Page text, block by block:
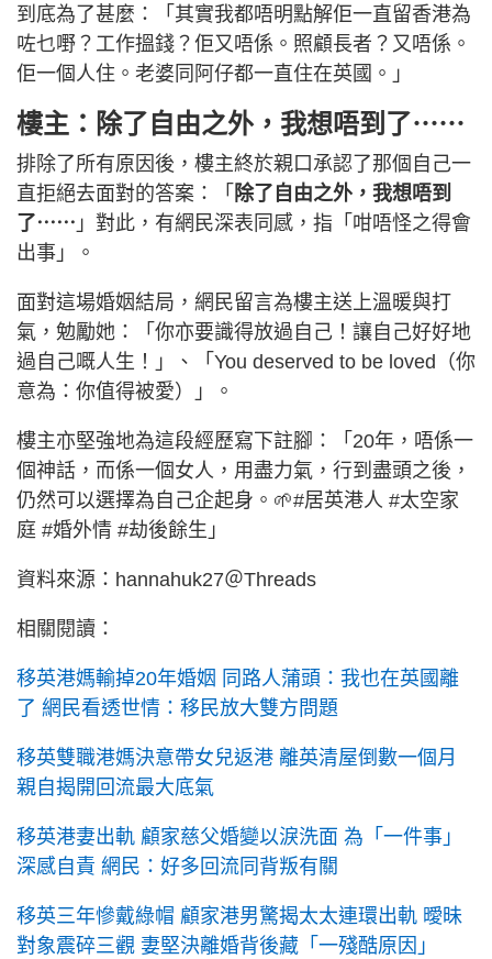
到底為了甚麼：「其實我都唔明點解佢一直留香港為
咗乜嘢？工作搵錢？佢又唔係。照顧長者？又唔係。
佢一個人住。老婆同阿仔都一直住在英國。」
樓主：除了自由之外，我想唔到了⋯⋯
排除了所有原因後，樓主終於親口承認了那個自己一
直拒絕去面對的答案：「 除了自由之外，我想唔到
了⋯⋯ 」對此，有網民深表同感，指「咁唔怪之得會
出事」。
面對這場婚姻結局，網民留言為樓主送上溫暖與打
氣，勉勵她：「你亦要識得放過自己！讓自己好好地
過自己嘅人生！」、「You deserved to be loved（你
意為：你值得被愛）」。
樓主亦堅強地為這段經歷寫下註腳：「20年，唔係一
個神話，而係一個女人，用盡力氣，行到盡頭之後，
仍然可以選擇為自己企起身。🌱#居英港人 #太空家
庭 #婚外情 #劫後餘生」
資料來源：hannahuk27＠Threads
相關閱讀：
移英港媽輸掉20年婚姻 同路人蒲頭：我也在英國離
了 網民看透世情：移民放大雙方問題
移英雙職港媽決意帶女兒返港 離英清屋倒數一個月
親自揭開回流最大底氣
移英港妻出軌 顧家慈父婚變以淚洗面 為「一件事」
深感自責 網民：好多回流同背叛有關
移英三年慘戴綠帽 顧家港男驚揭太太連環出軌 曖昧
對象震碎三觀 妻堅決離婚背後藏「一殘酷原因」